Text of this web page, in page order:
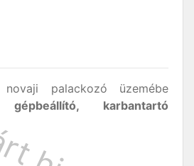
palackozó üzemébe
gépbeállító, karbantartó